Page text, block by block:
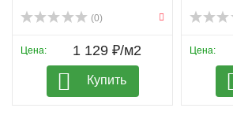
(0)
Цена: 1 129 ₽/м2
Купить
Цена: